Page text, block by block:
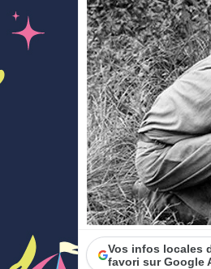
Vos infos locales
favori sur Google